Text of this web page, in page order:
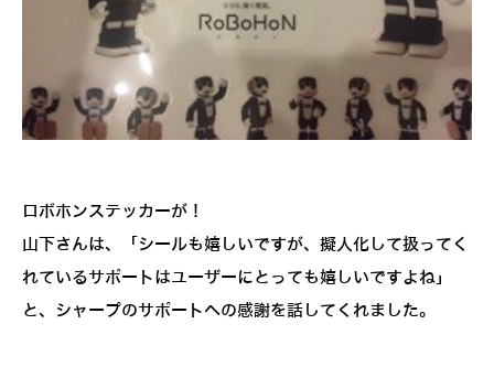
ロボホンステッカーが！
山下さんは、「シールも嬉しいですが、擬人化して扱ってく
れているサポートはユーザーにとっても嬉しいですよね」
と、シャープのサポートへの感謝を話してくれました。